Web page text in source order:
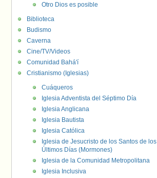
Otro Dios es posible
Biblioteca
Budismo
Caverna
Cine/TV/Videos
Comunidad Bahá'í
Cristianismo (Iglesias)
Cuáqueros
Iglesia Adventista del Séptimo Día
Iglesia Anglicana
Iglesia Bautista
Iglesia Católica
Iglesia de Jesucristo de los Santos de los
Últimos Días (Mormones)
Iglesia de la Comunidad Metropolitana
Iglesia Inclusiva